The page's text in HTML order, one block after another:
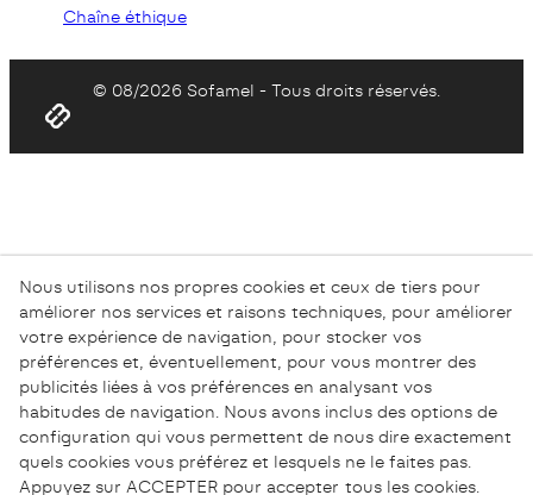
Chaîne éthique
© 08/2026 Sofamel - Tous droits réservés.
Nous utilisons nos propres cookies et ceux de tiers pour
améliorer nos services et raisons techniques, pour améliorer
votre expérience de navigation, pour stocker vos
préférences et, éventuellement, pour vous montrer des
publicités liées à vos préférences en analysant vos
habitudes de navigation. Nous avons inclus des options de
configuration qui vous permettent de nous dire exactement
quels cookies vous préférez et lesquels ne le faites pas.
Appuyez sur ACCEPTER pour accepter tous les cookies.